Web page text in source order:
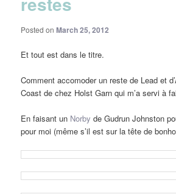
Posted onMarch 25, 2012
Et tout est dans le titre.
Comment accomoder un reste de Lead et
Coast de chez Holst Garn qui m’a servi à
En faisant un Norby de Gudrun Johnston
pour moi (même s’il est sur la tête de